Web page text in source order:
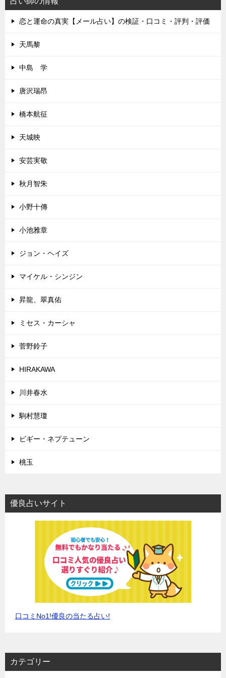
恋と運命の真実【メール占い】の検証・口コミ・評判・評価
天馬黎
中島 学
唐沢瑞昂
橋本航征
天城映
安芸実敬
秋月智朱
小野十傳
小池雅章
ジョン・ヘイズ
マイケル・シンジン
昇龍、翠真佑
ミセス・カーシャ
菅野鈴子
HIRAKAWA
川井春水
駒村慧瓊
ビギー・ネプテューン
桃玉
優良占いサイト
口コミNo1!優良の当たる占い!
カテゴリー